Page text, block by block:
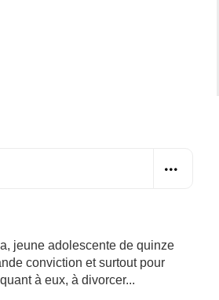
jeune adolescente de quinze
conviction et surtout pour
à eux, à divorcer...